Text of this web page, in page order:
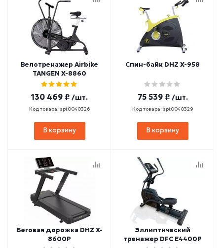
Велотренажер Airbike
TANGEN X-8860
130 469 ₽ /шт.
Код товара: spt0040326
В корзину
Спин-байк DHZ X-958
75 539 ₽ /шт.
Код товара: spt0040329
В корзину
Беговая дорожка DHZ X-
8600P
Эллиптический
тренажер DFC E4400P